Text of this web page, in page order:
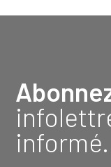
informé.